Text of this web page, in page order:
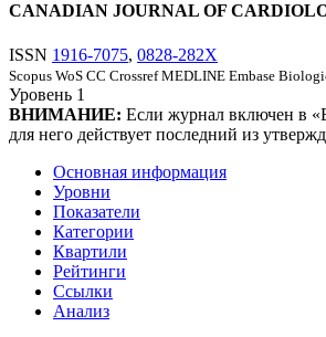
CANADIAN JOURNAL OF
ISSN 1916-7075, 0828-282X
Scopus WoS CC Crossref MEDLINE Embase
Уровень 1
ВНИМАНИЕ: Если журнал включен в
для него действует последний из
Основная информация
Уровни
Показатели
Категории
Квартили
Рейтинги
Ссылки
Анализ